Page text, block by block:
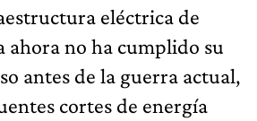
eléctrica de
ahora no ha cumplido su
antes de la guerra actual,
cortes de energía